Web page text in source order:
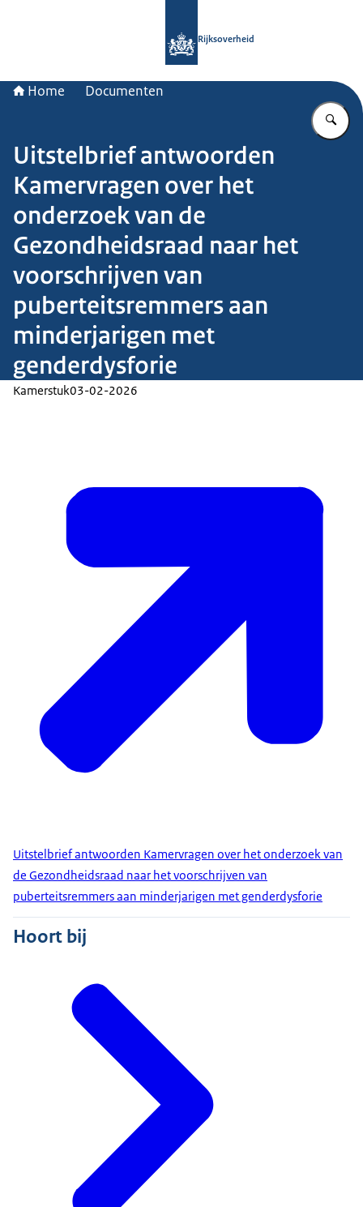
Rijksoverheid
Home Documenten
Uitstelbrief antwoorden
Kamervragen over het
onderzoek van de
Gezondheidsraad naar het
voorschrijven van
puberteitsremmers aan
minderjarigen met
genderdysforie
Kamerstuk03-02-2026
Uitstelbrief antwoorden Kamervragen over het onderzoek van
de Gezondheidsraad naar het voorschrijven van
puberteitsremmers aan minderjarigen met genderdysforie
Hoort bij